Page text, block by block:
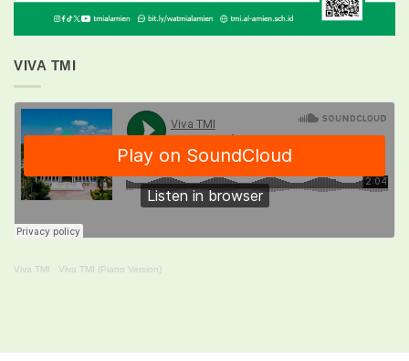
VIVA TMI
Viva TMI · Viva TMI (Piano Version)